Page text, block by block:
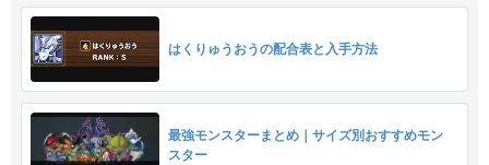
はくりゅうおうの配合表と入手方法
最強モンスターまとめ｜サイズ別おすすめモン
スター